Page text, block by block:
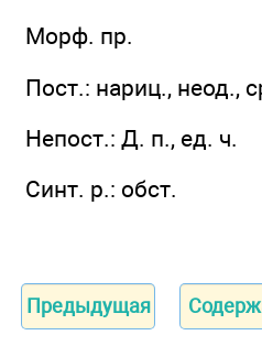
Морф. пр.
Пост.: нариц., неод.,
Непост.: Д. п., ед. ч.
Синт. р.: обст.
Предыдущая